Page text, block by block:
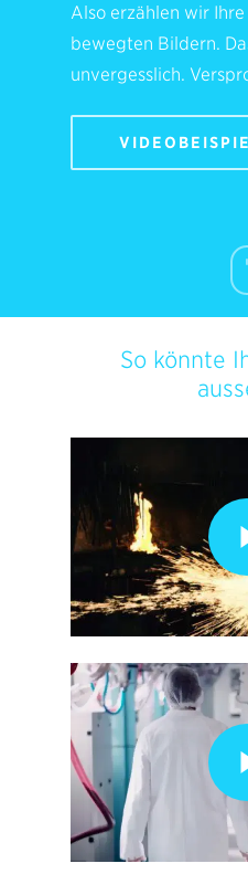
Also erzählen wir
bewegten Bildern.
unvergesslich.
So könnte
Play
Play